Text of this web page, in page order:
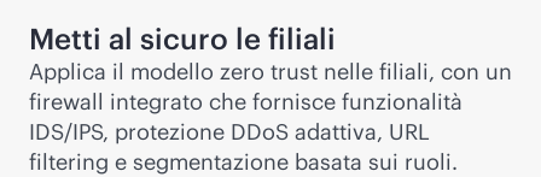
Metti al sicuro le filiali
Applica il modello zero trust nelle filiali, con un
firewall integrato che fornisce funzionalità
IDS/IPS, protezione DDoS adattiva, URL
filtering e segmentazione basata sui ruoli.